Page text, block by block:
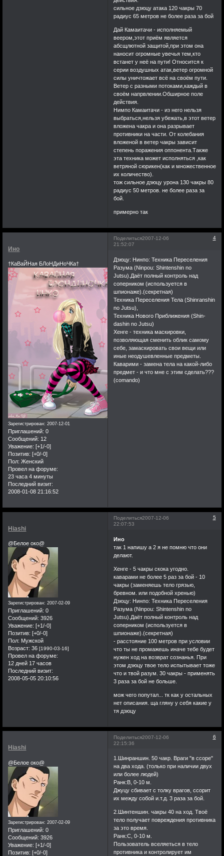
сильное дзюцу атака 120 чакры 70
радиус 65 метров не более раза за бой
Дай Камаитачи - исполняемый
веером,этот приём является
абсщлютной защитой,при этом она
наносит огромные увечья тем,кто
встанет у неё на пути! Относится к
серии воздушных атак,ветер огромной
силы уничтожает всё на своём пути.
Ветер с разными потоками,каждый в
своём напрвлении.Обширное поле
действия.
Нимпо Камаитачи - из него нельзя
выбраться,нельзя убежать,в этот ветер
вложена чакра и она разрывает
противники на части. От колебания
вложеной в ветер чакры зависит
степень поражения оппонента.Также
эта техника может исполняться ,как
ветряной сюрикен(как и множественное
их количество).
тож сильное дзюцу урона 130 чакры 80
радиус 50 метров. не более раза за
бой.
примерно так
Поделиться 4
2007-12-06
21:52:07
Ино
†КаВаЙНая БЛоНДиНоЧКа†
Зарегистрирован: 2007-12-01
Приглашений: 0
Сообщений: 12
Уважение: [+1/-0]
Позитив: [+0/-0]
Пол: Женский
Провел на форуме:
23 часа 4 минуты
Последний визит:
2008-01-08 21:16:52
Дзюцу: Нинпо: Техника Переселения
Разума (Ninpou: Shintenshin no
Jutsu).Даёт полный контроль над
соперником (используется в
шпионаже).(секретная)
Техника Переселения Тела (Shinranshin
no Jutsu),
Техника Нового Приближения (Shin-
dashin no Jutsu)
Хенге - техника маскировки,
позволяющая сменить облик самому
себе, замаскировать свои вещи или
иные неодушевленные предметы.
Каварими - замена тела на какой-либо
предмет - и что мне с этим сделать???
(comando)
Поделиться 5
2007-12-06
22:07:53
Hiashi
@Белое око@
Зарегистрирован: 2007-02-09
Приглашений: 0
Сообщений: 3926
Уважение: [+1/-0]
Позитив: [+0/-0]
Пол: Мужской
Возраст: 36[1990-03-16]
Провел на форуме:
12 дней 17 часов
Последний визит:
2008-05-05 20:10:56
Ино
так 1 напишу а 2 я не помню что они
делают.
Хенге - 5 чакры скока угодно.
каварами не более 5 раз за бой - 10
чакры (заменяешь тело грязью,
бревном. или подобной хренью)
Дзюцу: Нинпо: Техника Переселения
Разума (Ninpou: Shintenshin no
Jutsu).Даёт полный контроль над
соперником (используется в
шпионаже).(секретная)
- расстояние 100 метров при условии
что ты не промажешь иначе тебе будет
нужен ход на возврат сознанья. При
этом дзюцу твое тело испытывает тоже
что и твой разум. 30 чакры - применять
3 раза за бой не больше.
мож чего попутал... тк как у остальных
нет описания. ща гляну у себя какие у
тя дзюцу
Поделиться 6
2007-12-06
22:15:36
Hiashi
@Белое око@
Зарегистрирован: 2007-02-09
Приглашений: 0
Сообщений: 3926
Уважение: [+1/-0]
Позитив: [+0/-0]
1.Шинраншин. 50 чакр. Враги "в ссоре"
на два хода. (только при наличии двух
или более людей)
Ранк:В, 0-10 м.
Джуцу сбивает с толку врагов, ссорит
их между собой и.т.д. 3 раза за бой.
2.Шинтеншин. чакры 40 на ход. Твоё
тело получает повреждения противника
за это время.
Ранк:С, 0-10 м.
Пользователь вселяеться в тело
противника и контролирует им